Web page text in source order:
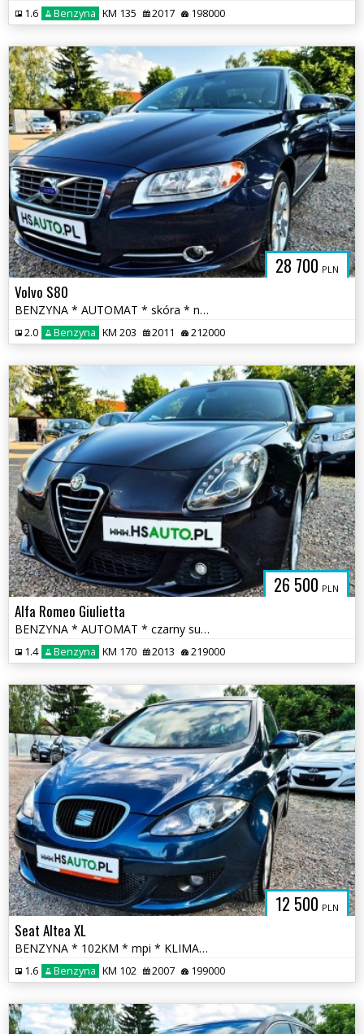
1.6 Benzyna KM 135 2017 198000
28 700 PLN
Volvo S80
BENZYNA * AUTOMAT * skóra * nawigacja * super * OKAZJA * polecamy
2.0 Benzyna KM 203 2011 212000
26 500 PLN
Alfa Romeo Giulietta
BENZYNA * AUTOMAT * czarny sufit * łopatki F1 * super * OKAZJA
1.4 Benzyna KM 170 2013 219000
12 500 PLN
Seat Altea XL
BENZYNA * 102KM * mpi * KLIMATYZACJA * super * okazja * polecamy
1.6 Benzyna KM 102 2007 199000